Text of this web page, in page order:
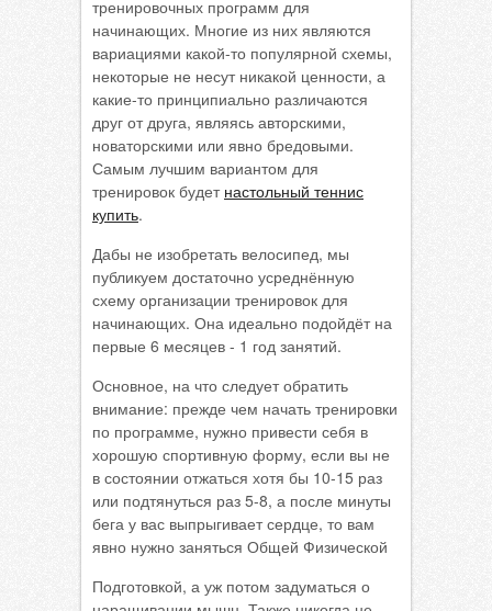
тренировочных программ для
начинающих. Многие из них являются
вариациями какой-то популярной схемы,
некоторые не несут никакой ценности, а
какие-то принципиально различаются
друг от друга, являясь авторскими,
новаторскими или явно бредовыми.
Самым лучшим вариантом для
тренировок будет настольный теннис
купить.
Дабы не изобретать велосипед, мы
публикуем достаточно усреднённую
схему организации тренировок для
начинающих. Она идеально подойдёт на
первые 6 месяцев - 1 год занятий.
Основное, на что следует обратить
внимание: прежде чем начать тренировки
по программе, нужно привести себя в
хорошую спортивную форму, если вы не
в состоянии отжаться хотя бы 10-15 раз
или подтянуться раз 5-8, а после минуты
бега у вас выпрыгивает сердце, то вам
явно нужно заняться Общей Физической
Подготовкой, а уж потом задуматься о